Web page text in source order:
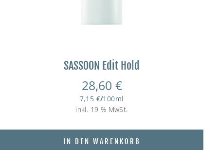
SASSOON Edit Hold
28,60 €
7,15 €/100ml
inkl. 19 % MwSt.
IN DEN WARENKORB